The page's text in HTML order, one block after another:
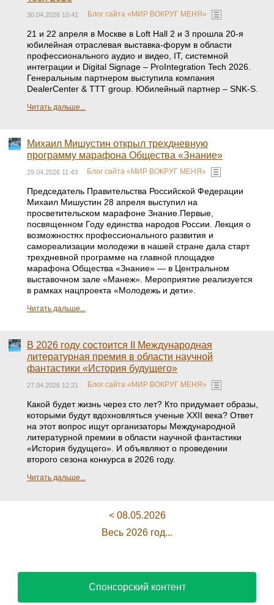
30.04.2026 10:41 Блог сайта «МИР ВОКРУГ МЕНЯ»
21 и 22 апреля в Москве в Loft Hall 2 и 3 прошла 20-я
юбилейная отраслевая выставка-форум в области
профессионального аудио и видео, IТ, системной
интеграции и Digital Signage – ProIntegration Tech 2026.
Генеральным партнером выступила компания
DealerCenter & TTT group. Юбилейный партнер – SNK-S.
Читать дальше...
Михаил Мишустин открыл трехдневную
программу марафона Общества «Знание»
29.04.2026 11:43 Блог сайта «МИР ВОКРУГ МЕНЯ»
Председатель Правительства Российской Федерации
Михаил Мишустин 28 апреля выступил на
просветительском марафоне Знание.Первые,
посвященном Году единства народов России. Лекция о
возможностях профессионального развития и
самореализации молодежи в нашей стране дала старт
трехдневной программе на главной площадке
марафона Общества «Знание» — в Центральном
выставочном зале «Манеж». Мероприятие реализуется
в рамках нацпроекта «Молодежь и дети».
Читать дальше...
В 2026 году состоится II Международная
литературная премия в области научной
фантастики «История будущего»
27.04.2026 12:21 Блог сайта «МИР ВОКРУГ МЕНЯ»
Какой будет жизнь через сто лет? Кто придумает образы,
которыми будут вдохновляться ученые XXII века? Ответ
на этот вопрос ищут организаторы Международной
литературной премии в области научной фантастики
«История будущего». И объявляют о проведении
второго сезона конкурса в 2026 году.
Читать дальше...
< 08.05.2026
Весь 2026 год...
Спонсорский контент